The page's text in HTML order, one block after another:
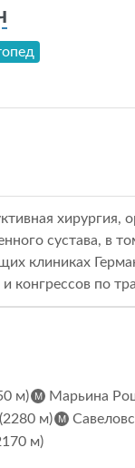
хирургия,
сустава, в
клиниках
конгрессов по
м) Марьина
м)
м)